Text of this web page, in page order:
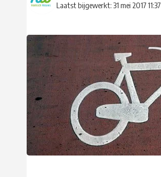
Laatst bijgewerkt: 31 mei 2017 11:37